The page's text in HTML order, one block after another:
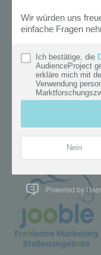
Powered by